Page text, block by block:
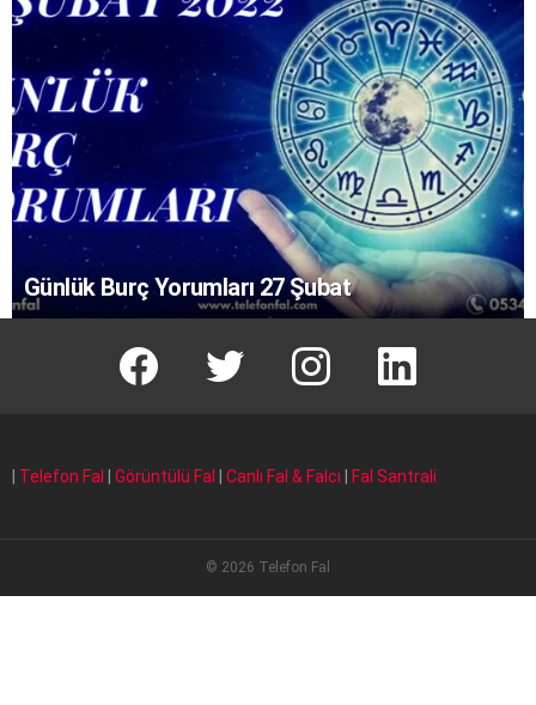
Günlük Burç Yorumları 27 Şubat
facebook T instagram Linkedin Fal
Telefon Fal Görüntülü Fal Canlı Fal & Falcı Fal Santrali
© 2026 Telefon Fal